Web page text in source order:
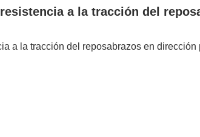
a la tracción del
a la tracción del reposabrazos en